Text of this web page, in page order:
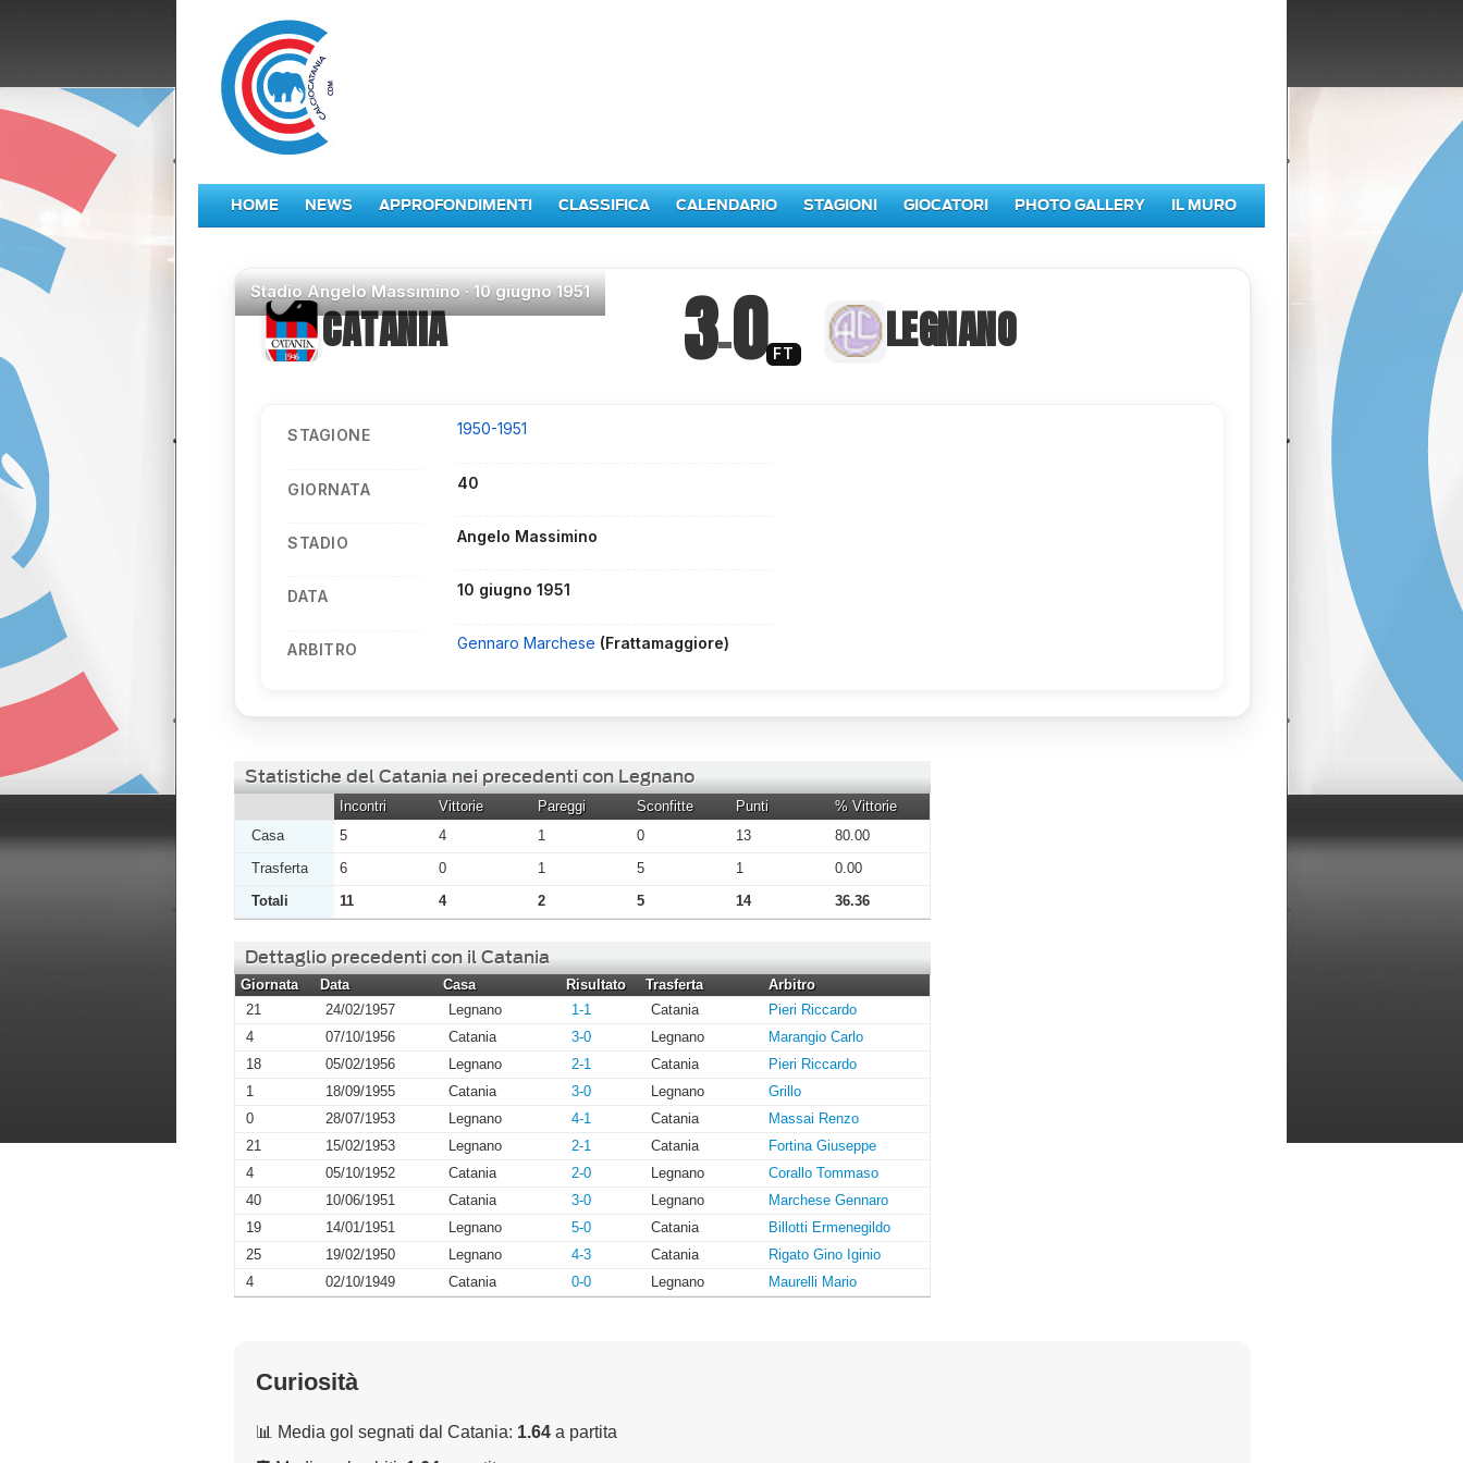
HOME NEWS APPROFONDIMENTI CLASSIFICA CALENDARIO STAGIONI GIOCATORI PHOTO GALLERY IL MURO
StadioAngelo Massimino ·10 giugno 1951
CATANIA 3–0 FT LEGNANO
STAGIONE 1950-1951
GIORNATA 40
STADIO Angelo Massimino
DATA 10 giugno 1951
ARBITRO Gennaro Marchese (Frattamaggiore)
Statistiche del Catania nei precedenti con Legnano
Incontri Vittorie Pareggi Sconfitte Punti
% Vittorie
Casa
5 4 1 0 13
80.00
Trasferta
6 0 1 5 1
0.00
Totali
11 4 2 5 14 36.36
Dettaglio precedenti con il Catania
Giornata Data Casa Risultato Trasferta
Arbitro
21
24/02/1957 Legnano 1-1 Catania
Pieri Riccardo
4
07/10/1956 Catania 3-0 Legnano
Marangio Carlo
18
05/02/1956 Legnano 2-1 Catania
Pieri Riccardo
1
18/09/1955 Catania 3-0 Legnano
Grillo
0
28/07/1953 Legnano 4-1 Catania
Massai Renzo
21
15/02/1953 Legnano 2-1 Catania
Fortina Giuseppe
4
05/10/1952 Catania 2-0 Legnano
Corallo Tommaso
40
10/06/1951 Catania 3-0 Legnano
Marchese Gennaro
19
14/01/1951 Legnano 5-0 Catania
Billotti Ermenegildo
25
19/02/1950 Legnano 4-3 Catania
Rigato Gino Iginio
4
02/10/1949 Catania 0-0 Legnano Maurelli Mario
Curiosità
📊 Media gol segnati dal Catania: 1.64 a partita